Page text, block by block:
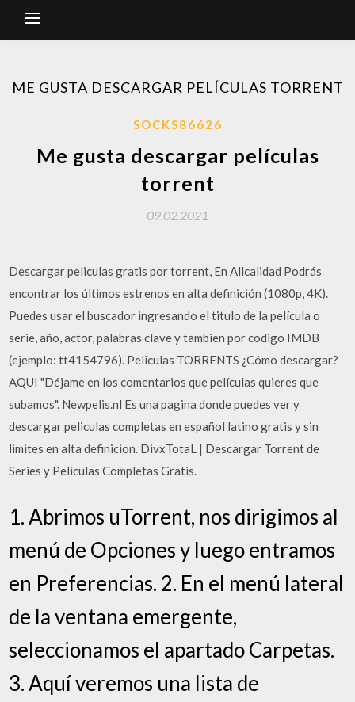
ME GUSTA DESCARGAR PELÍCULAS TORRENT
SOCKS86626
Me gusta descargar películas
torrent
09.02.2021
Descargar peliculas gratis por torrent, En Allcalidad Podrás
encontrar los últimos estrenos en alta definición (1080p, 4K).
Puedes usar el buscador ingresando el titulo de la película o
serie, año, actor, palabras clave y tambien por codigo IMDB
(ejemplo: tt4154796). Peliculas TORRENTS ¿Cómo descargar?
AQUI "Déjame en los comentarios que películas quieres que
subamos". Newpelis.nl Es una pagina donde puedes ver y
descargar peliculas completas en español latino gratis y sin
limites en alta definicion. DivxTotaL | Descargar Torrent de
Series y Peliculas Completas Gratis.
1. Abrimos uTorrent, nos dirigimos al
menú de Opciones y luego entramos
en Preferencias. 2. En el menú lateral
de la ventana emergente,
seleccionamos el apartado Carpetas.
3. Aquí veremos una lista de